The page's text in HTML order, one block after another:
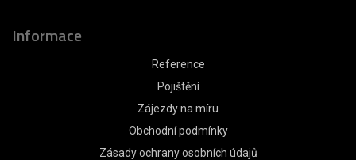
Informace
Reference
Pojištění
Zájezdy na míru
Obchodní podmínky
Zásady ochrany osobních údajů